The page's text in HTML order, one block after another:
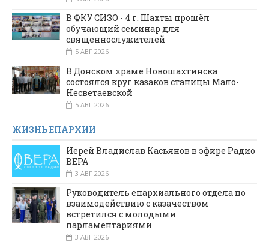
В ФКУ СИЗО - 4 г. Шахты прошёл
обучающий семинар для
священнослужителей
5 АВГ 2026
В Донском храме Новошахтинска
состоялся круг казаков станицы Мало-
Несветаевской
5 АВГ 2026
ЖИЗНЬ ЕПАРХИИ
Иерей Владислав Касьянов в эфире Радио
ВЕРА
3 АВГ 2026
Руководитель епархиального отдела по
взаимодействию с казачеством
встретился с молодыми
парламентариями
3 АВГ 2026